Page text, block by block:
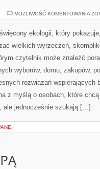
MOŻLIWOŚĆ KOMENTOWANIA
ekologii, który
wielkich wyrzeczeń,
czytelnik może znaleźć
wyborów, domu, zakupów,
rozwiązań wspierających
z myślą o osobach, które
ale jednocześnie szukają […]